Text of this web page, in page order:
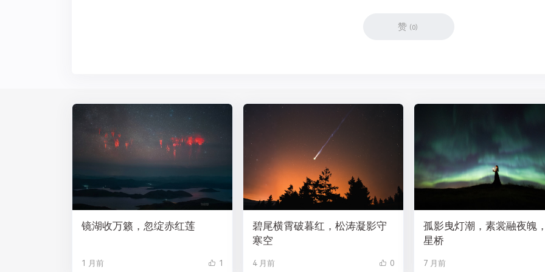
赞 (0)
镜湖收万籁，忽绽赤红莲
1 月前 1
碧尾横霄破暮红，松涛凝影守
寒空
4 月前 0
孤影曳灯潮，素裳融夜魄
星桥
7 月前